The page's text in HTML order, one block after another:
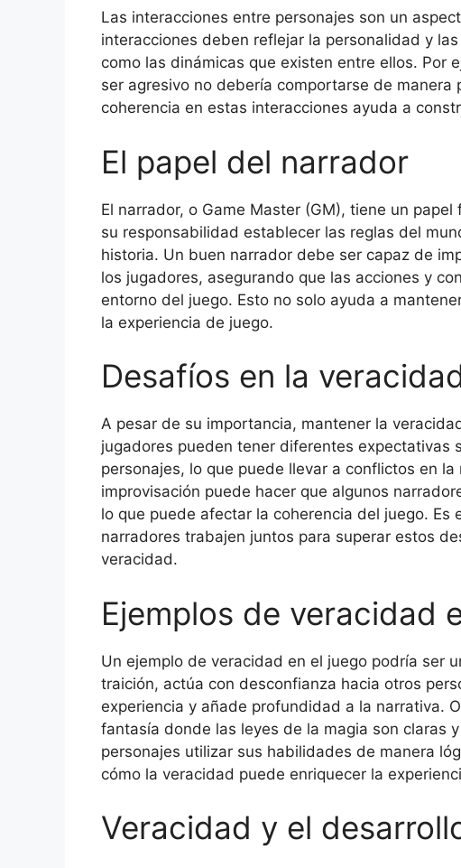
Las interacciones entre personajes son un
interacciones deben reflejar la personalidad y
como las dinámicas que existen entre ellos. Por
ser agresivo no debería comportarse de
coherencia en estas interacciones ayuda a
El papel del narrador
El narrador, o Game Master (GM), tiene un
su responsabilidad establecer las reglas del
historia. Un buen narrador debe ser capaz de
los jugadores, asegurando que las acciones y
entorno del juego. Esto no solo ayuda a
la experiencia de juego.
Desafíos en la
A pesar de su importancia, mantener la
jugadores pueden tener diferentes expectativas
personajes, lo que puede llevar a conflictos en
improvisación puede hacer que algunos
lo que puede afectar la coherencia del juego. Es
narradores trabajen juntos para superar estos
veracidad.
Ejemplos de veracidad
Un ejemplo de veracidad en el juego podría ser
traición, actúa con desconfianza hacia otros
experiencia y añade profundidad a la narrativa.
fantasía donde las leyes de la magia son claras
personajes utilizar sus habilidades de manera
cómo la veracidad puede enriquecer la
Veracidad y el